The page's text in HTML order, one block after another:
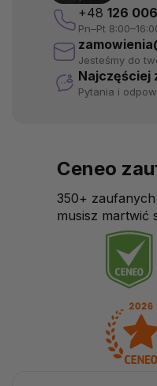
+48 126
Pn–Pt
Jesteśmy do
Najczęściej
Pytania i
Ceneo
350+
musisz martwić